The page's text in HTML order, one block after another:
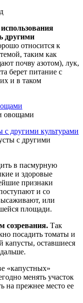
другими
относится к
таким как
почву азотом), лук,
берет питание с
и в таком
овощами
с другими
в пасмурную
и здоровые
признаки
и со
или
площади.
созревания. Так
посадить томаты и
капусты, оставшиеся
«капустных»
менять участок
на прежнее место ее